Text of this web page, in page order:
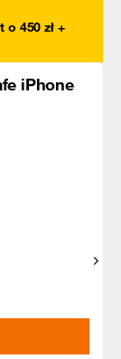
450 zł +
iPhone